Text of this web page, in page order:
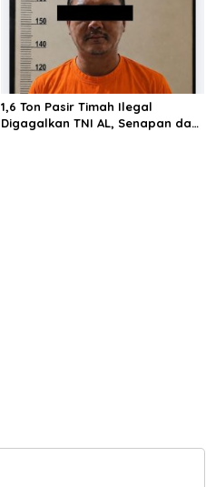
1,6 Ton Pasir Timah Ilegal
Digagalkan TNI AL, Senapan dan